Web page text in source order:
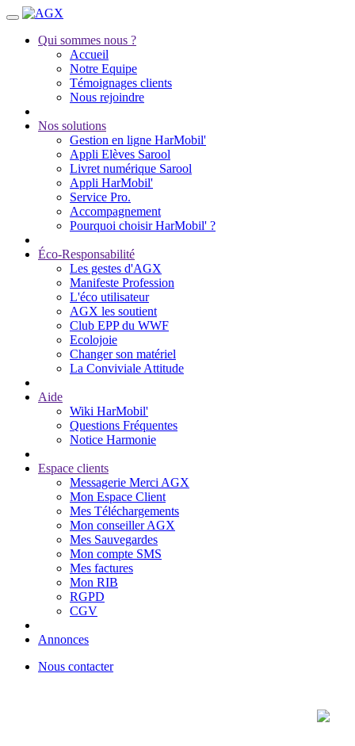
Qui sommes nous ?
Accueil
Notre Equipe
Témoignages clients
Nous rejoindre
Nos solutions
Gestion en ligne HarMobil'
Appli Elèves Sarool
Livret numérique Sarool
Appli HarMobil'
Service Pro.
Accompagnement
Pourquoi choisir HarMobil' ?
Éco-Responsabilité
Les gestes d'AGX
Manifeste Profession
L'éco utilisateur
AGX les soutient
Club EPP du WWF
Ecolojoie
Changer son matériel
La Conviviale Attitude
Aide
Wiki HarMobil'
Questions Fréquentes
Notice Harmonie
Espace clients
Messagerie Merci AGX
Mon Espace Client
Mes Téléchargements
Mon conseiller AGX
Mes Sauvegardes
Mon compte SMS
Mes factures
Mon RIB
RGPD
CGV
Annonces
Nous contacter